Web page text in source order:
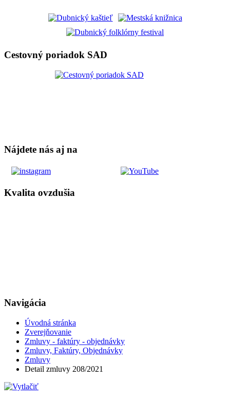
Cestovný poriadok SAD
Nájdete nás aj na
Kvalita ovzdušia
Navigácia
Úvodná stránka
Zverejňovanie
Zmluvy - faktúry - objednávky
Zmluvy, Faktúry, Objednávky
Zmluvy
Detail zmluvy 208/2021